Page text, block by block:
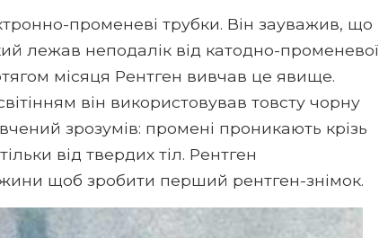
променеві трубки. Він зауважив, що
лежав неподалік від катодно-променевої
місяця Рентген вивчав це явище.
він використовував товсту чорну
зрозумів: промені проникають крізь
від твердих тіл. Рентген
щоб зробити перший рентген-знімок.